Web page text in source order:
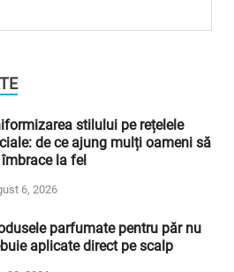
stilului pe rețelele
de ce ajung mulți oameni să
la fel
6, 2026
parfumate pentru păr nu
aplicate direct pe scalp